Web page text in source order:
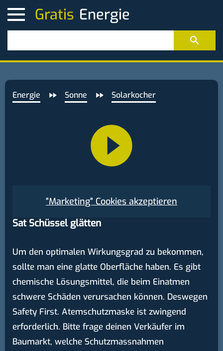
Gratis
Energie Sonne Solarkocher
"Marketing" Cookies akzeptieren
Sat Schüssel glätten
Um den optimalen Wirkungsgrad zu bekommen,
sollte man eine glatte Oberfläche haben. Es gibt
chemische Lösungsmittel, die beim Einatmen
schwere Schäden verursachen können. Deswegen
Safety First. Atemschutzmaske ist zwingend
erforderlich. Bitte frage deinen Verkäufer im
Baumarkt, welche Schutzmassnahmen